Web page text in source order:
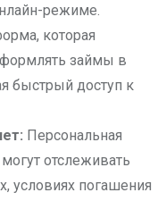
режиме.
которая
займы в
быстрый доступ к
Персональная
отслеживать
условиях погашения